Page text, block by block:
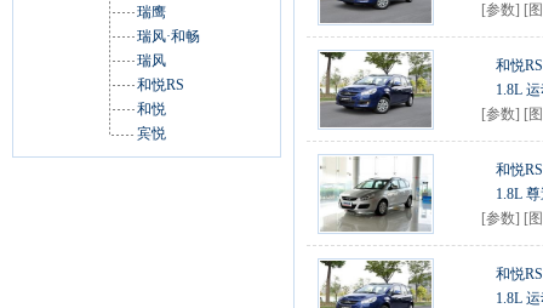
瑞鹰
瑞风·和畅
瑞风
和悦RS
和悦
宾悦
[参数] [
和悦
1.8L
[参数] [
和悦
1.8L
[参数] [
和悦
1.8L